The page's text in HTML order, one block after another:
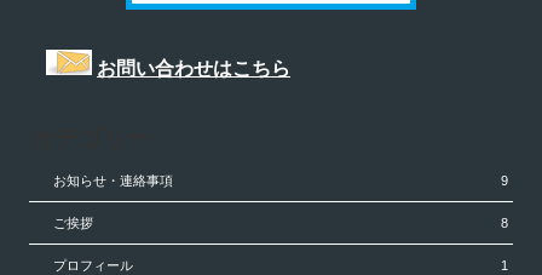
お問い合わせはこちら
お知らせ・連絡事項 9
ご挨拶 8
プロフィール 1